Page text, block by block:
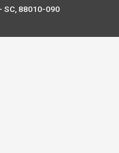
SC, 88010-090